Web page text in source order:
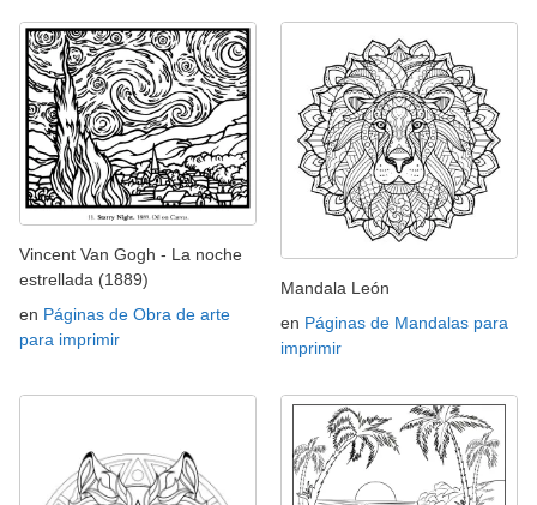
Vincent Van Gogh - La noche
estrellada (1889)
en Páginas de Obra de arte
para imprimir
Mandala León
en Páginas de Mandalas para
imprimir